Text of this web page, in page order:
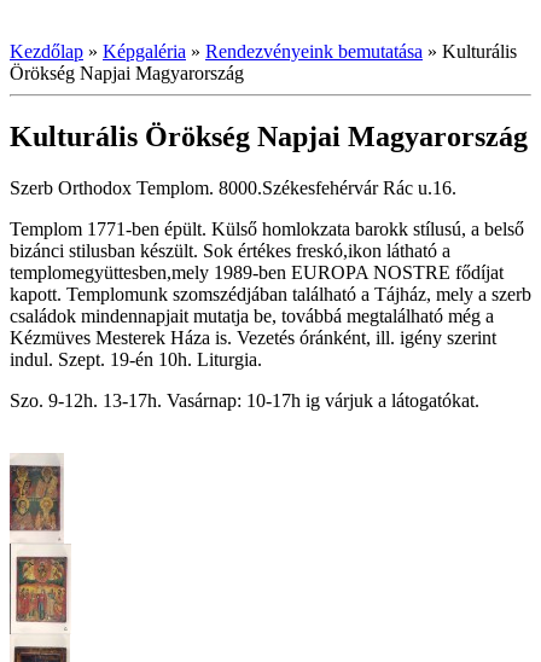
Kezdőlap » Képgaléria » Rendezvényeink bemutatása » Kulturális
Örökség Napjai Magyarország
Kulturális Örökség Napjai Magyarország
Szerb Orthodox Templom. 8000.Székesfehérvár Rác u.16.
Templom 1771-ben épült. Külső homlokzata barokk stílusú, a belső
bizánci stilusban készült. Sok értékes freskó,ikon látható a
templomegyüttesben,mely 1989-ben EUROPA NOSTRE fődíjat
kapott. Templomunk szomszédjában található a Tájház, mely a szerb
családok mindennapjait mutatja be, továbbá megtalálható még a
Kézmüves Mesterek Háza is. Vezetés óránként, ill. igény szerint
indul. Szept. 19-én 10h. Liturgia.
Szo. 9-12h. 13-17h. Vasárnap: 10-17h ig várjuk a látogatókat.